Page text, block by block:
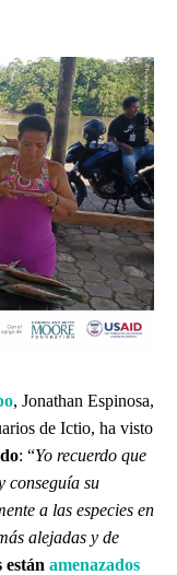
, Jonathan Espinosa,
de Ictio, ha visto
: “Yo recuerdo que
conseguía su
a las especies en
alejadas y de
están amenazados